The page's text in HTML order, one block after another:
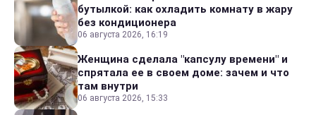
бутылкой: как охладить комнату в жару
без кондиционера
06 августа 2026, 16:19
Женщина сделала "капсулу времени" и
спрятала ее в своем доме: зачем и что
там внутри
06 августа 2026, 15:33